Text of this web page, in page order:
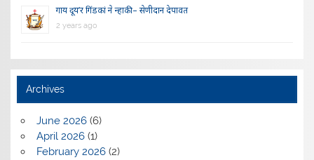
गाय दूय’र गिंडकां ने न्हाकी – सेणीदान देपावत
2 years ago
Archives
June 2026(6)
April 2026(1)
February 2026(2)